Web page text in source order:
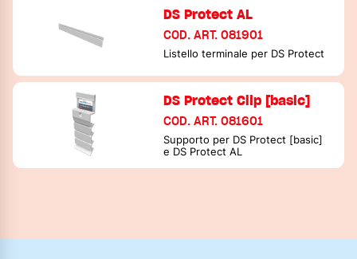
DS Protect AL
COD. ART. 081901
Listello terminale per DS Protect
DS Protect Clip [basic]
COD. ART. 081601
Supporto per DS Protect [basic]
e DS Protect AL